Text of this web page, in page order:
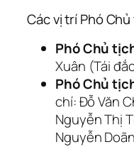
Các vị trí Phó
Phó Chủ
Xuân (Tái
Phó Chủ
chí: Đỗ Văn
Nguyễn Thị
Nguyễn